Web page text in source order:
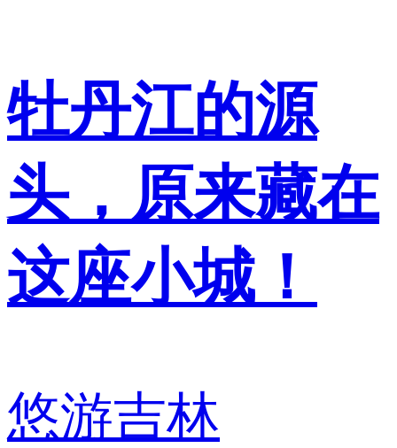
牡丹江的源
头，原来藏在
这座小城！
悠游吉林